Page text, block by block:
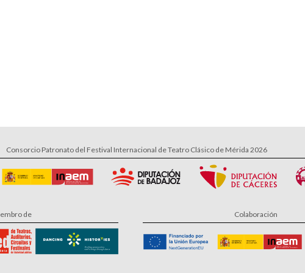
Consorcio Patronato del Festival Internacional de Teatro Clásico de Mérida 2026
de Colaboración